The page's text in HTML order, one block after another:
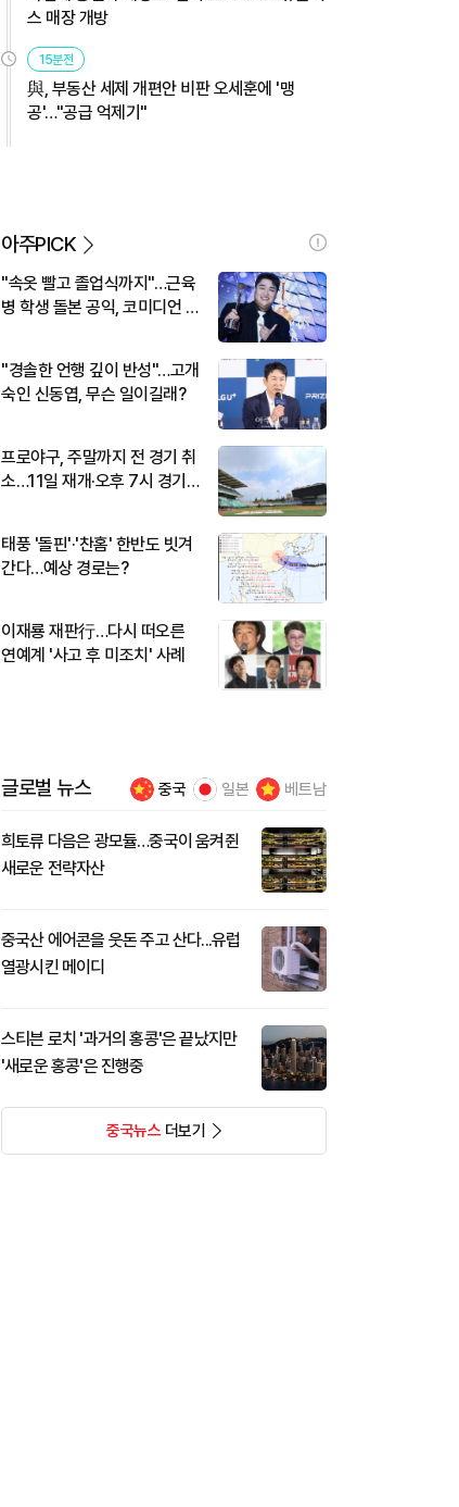
스 매장 개방
15분전
與, 부동산 세제 개편안 비판 오세훈에 '맹
공'…"공급 억제기"
아주PICK
"속옷 빨고 졸업식까지"…근육
병 학생 돌본 공익, 코미디언 김
"경솔한 언행 깊이 반성"…고개
숙인 신동엽, 무슨 일이길래?
프로야구, 주말까지 전 경기 취
소…11일 재개·오후 7시 경기
태풍 '돌핀'·'찬홈' 한반도 빗겨
간다…예상 경로는?
이재룡 재판行…다시 떠오른
연예계 '사고 후 미조치' 사례
글로벌 뉴스 중국 일본 베트남
희토류 다음은 광모듈…중국이 움켜쥔
새로운 전략자산
중국산 에어콘을 웃돈 주고 산다...유럽
열광시킨 메이디
스티븐 로치 '과거의 홍콩'은 끝났지만
'새로운 홍콩'은 진행중
중국뉴스더보기